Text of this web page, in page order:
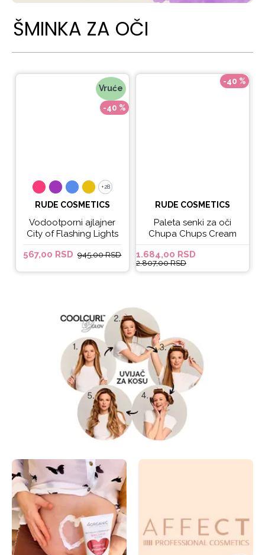
ŠMINKA ZA OČI
Vruće
-40 %
+28
+28
RUDE COSMETICS
Vodootporni ajlajner
City of Flashing Lights
Micro Retractable Liner
- It's Lit
567,00 RSD 945,00 RSD
-40 %
RUDE COSMETICS
Paleta senki za oči
Chupa Chups Cream
Soda
1.684,00 RSD
2.807,00 RSD